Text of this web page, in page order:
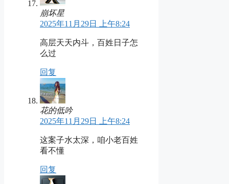
崩坏星
2025年11月29日 上午8:24
高层天天内斗，百姓日子怎
么过
回复
花的低吟
2025年11月29日 上午8:24
这案子水太深，咱小老百姓
看不懂
回复